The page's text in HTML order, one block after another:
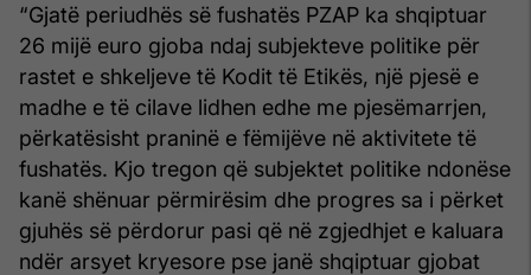
“Gjatë periudhës së fushatës PZAP ka shqiptuar
26 mijë euro gjoba ndaj subjekteve politike për
rastet e shkeljeve të Kodit të Etikës, një pjesë e
madhe e të cilave lidhen edhe me pjesëmarrjen,
përkatësisht praninë e fëmijëve në aktivitete të
fushatës. Kjo tregon që subjektet politike ndonëse
kanë shënuar përmirësim dhe progres sa i përket
gjuhës së përdorur pasi që në zgjedhjet e kaluara
ndër arsyet kryesore pse janë shqiptuar gjobat